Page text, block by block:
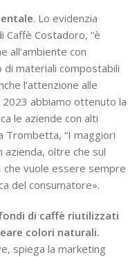
. Lo evidenzia
Costadoro, “è
all’ambiente con
materiali compostabili
l’attenzione alle
abbiamo ottenuto la
le aziende con alti
Trombetta, “I maggiori
azienda, oltre che sul
vuole essere sempre
del consumatore».
di caffè riutilizzati
colori naturali.
spiega la marketing